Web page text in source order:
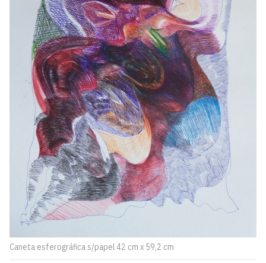
Caneta esferográfica s/papel 42 cm x 59,2 cm